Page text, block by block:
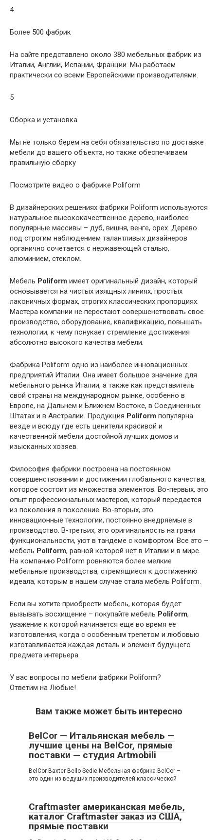
4
Более 500 фабрик
На сайте представлено около 380 мебельных фабрик из
Италии, Англии, Испании, Франции. Мы работаем
практически со всеми Европейскими производителями.
5
Сборка и установка
Мы не только берем на себя обязательство по доставке
мебели до вашего объекта, но также обеспечиваем
правильную сборку
Посмотрите видео о фабрике Poliform
В дизайнерских решениях фабрики Poliform используются
натуральное высококачественное дерево, наиболее
популярные массивы – дуб, вишня, венге, орех. Дерево
под строгим наблюдением талантливых дизайнеров
органично сочетается с нержавеющей сталью,
алюминием, стеклом.
Мебель Poliform имеет оригинальный дизайн, который
основывается на чистых изящных линиях, простых
лаконичных формах, строгих классических пропорциях.
Мастера компании не перестают совершенствовать свое
производство, оборудование, квалификацию, повышать
технологии, к чему понукает стремление достижения
абсолютно высокого качества мебели.
Фабрика Poliform одно из наиболее инновационных
предприятий Италии. Она имеет большое значение для
мебельного рынка Италии, а также как представитель
свой страны на международном рынке, особенно в
Европе, на Дальнем и Ближнем Востоке, в Соединенных
Штатах и в Австралии. Продукция Poliform популярна
везде и всюду где есть ценители красивой и
качественной мебели достойной лучших домов и
изысканных хозяев.
Философия фабрики построена на постоянном
совершенствовании и достижении глобального качества,
которое состоит из множества элементов. Во-первых, это
опыт профессиональных мастеров, который передается
из поколения в поколение. Во-вторых, это
инновационные технологии, постоянно внедряемые в
производство. В-третьих, это оригинальность на грани
функциональности, уют в тандеме с комфортом. Все это –
мебель Poliform, равной которой нет в Италии и в мире.
На компанию Poliform ровняются более мелкие
мебельные производства, стремящиеся к достижению
идеала, которым в нашем случае стала мебель Poliform.
Если вы хотите приобрести мебель, которая будет
вызывать восхищение – покупайте мебель Poliform,
уважение к которой начинается еще во время ее
изготовления, когда с особенным трепетом и любовью
изготавливается каждая деталь и элемент будущего
предмета интерьера.
У вас вопросы по мебели фабрики Poliform?
Ответим на Любые!
Вам также может быть интересно
BelCor — Итальянская мебель —
лучшие цены на BelCor, прямые
поставки — студия Artmobili
BelCor Baxter Bello Sedie Мебельная фабрика BelCor –
это один из ведущих производителей классической
Craftmaster американская мебель,
каталог Craftmaster заказ из США,
прямые поставки